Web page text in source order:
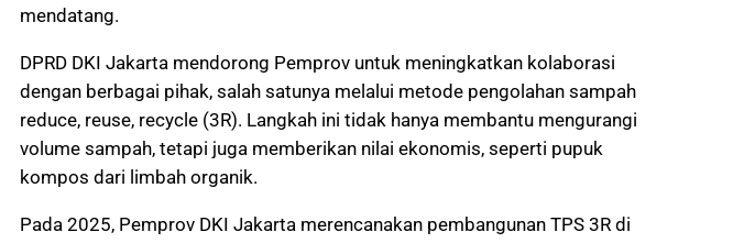
mendatang.
DPRD DKI Jakarta mendorong Pemprov untuk meningkatkan kolaborasi
dengan berbagai pihak, salah satunya melalui metode pengolahan sampah
reduce, reuse, recycle (3R). Langkah ini tidak hanya membantu mengurangi
volume sampah, tetapi juga memberikan nilai ekonomis, seperti pupuk
kompos dari limbah organik.
Pada 2025, Pemprov DKI Jakarta merencanakan pembangunan TPS 3R di